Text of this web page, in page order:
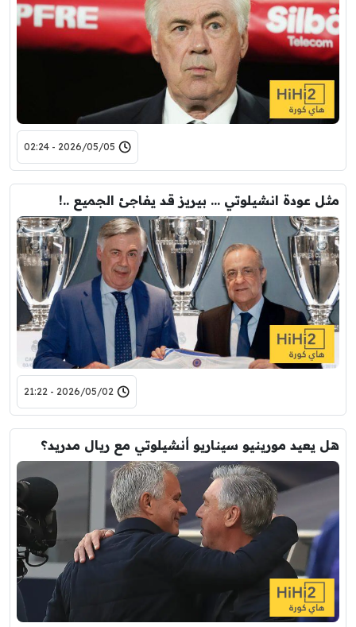
2026/05/05 - 02:24
مثل عودة انشيلوتي … بيريز قد يفاجئ الجميع ..!
2026/05/02 - 21:22
هل يعيد مورينيو سيناريو أنشيلوتي مع ريال مدريد؟